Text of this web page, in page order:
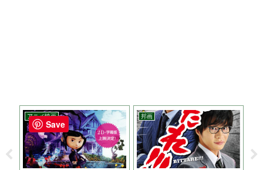
アニメ映画 邦画
Save